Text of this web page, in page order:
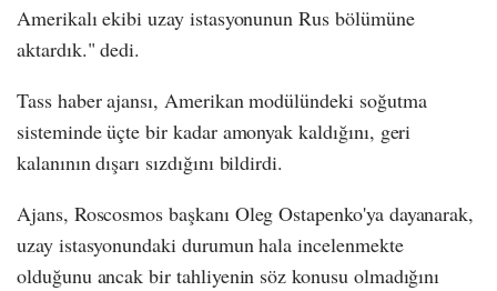
Amerikalı ekibi uzay istasyonunun Rus bölümüne
aktardık." dedi.
Tass haber ajansı, Amerikan modülündeki soğutma
sisteminde üçte bir kadar amonyak kaldığını, geri
kalanının dışarı sızdığını bildirdi.
Ajans, Roscosmos başkanı Oleg Ostapenko'ya dayanarak,
uzay istasyonundaki durumun hala incelenmekte
olduğunu ancak bir tahliyenin söz konusu olmadığını